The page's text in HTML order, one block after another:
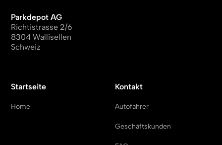
Startseite
Home
Kontakt
Autofahrer
Geschäftskunden
Parkdepot AG
Richtistrasse 2/6
8304 Wallisellen
Schweiz